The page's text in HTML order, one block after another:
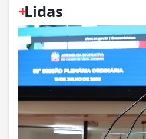
+
Lidas